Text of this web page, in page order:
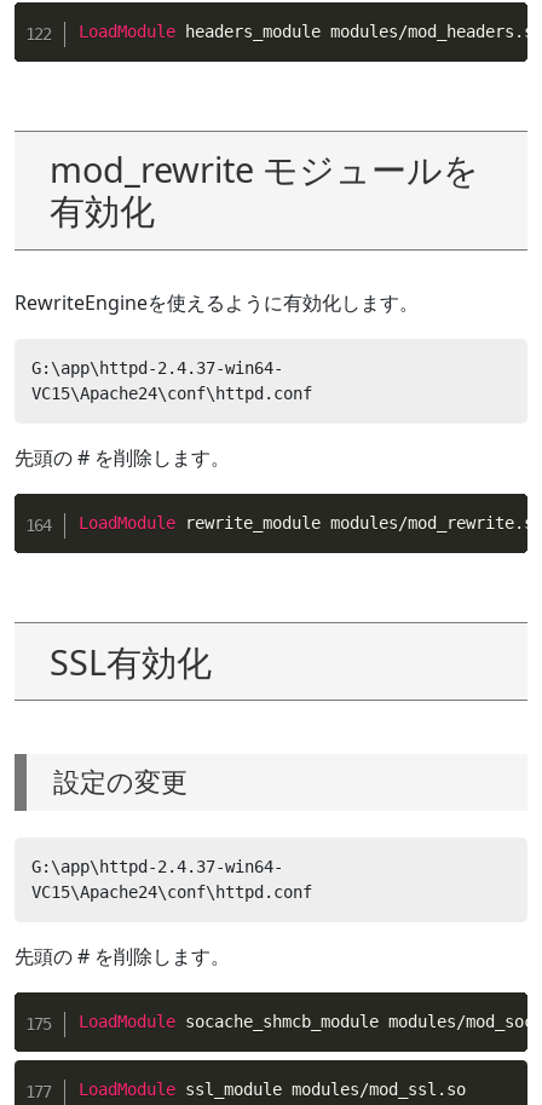
LoadModule headers_module modules/
mod_rewrite モジュールを
有効化
RewriteEngineを使えるように有効化します。
G:\app\httpd-2.4.37-win64-
VC15\Apache24\conf\httpd.conf
先頭の # を削除します。
LoadModule rewrite_module modules/
SSL有効化
設定の変更
G:\app\httpd-2.4.37-win64-
VC15\Apache24\conf\httpd.conf
先頭の # を削除します。
LoadModule socache_shmcb_module modules/
LoadModule ssl_module modules/mod_ssl.so